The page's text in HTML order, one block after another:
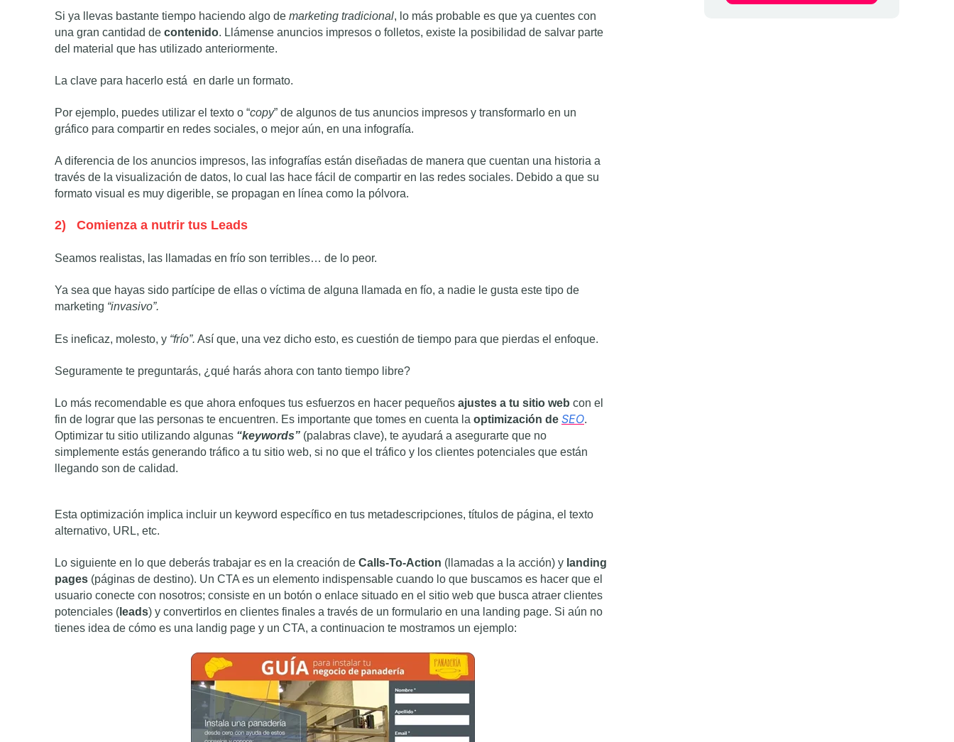
Si ya llevas bastante tiempo haciendo algo de marketing tradicional, lo más probable es que ya cuentes con
una gran cantidad de contenido. Llámense anuncios impresos o folletos, existe la posibilidad de salvar parte
del material que has utilizado anteriormente.
La clave para hacerlo está en darle un formato.
Por ejemplo, puedes utilizar el texto o “copy” de algunos de tus anuncios impresos y transformarlo en un
gráfico para compartir en redes sociales, o mejor aún, en una infografía.
A diferencia de los anuncios impresos, las infografías están diseñadas de manera que cuentan una historia a
través de la visualización de datos, lo cual las hace fácil de compartir en las redes sociales. Debido a que su
formato visual es muy digerible, se propagan en línea como la pólvora.
2) Comienza a nutrir tus Leads
Seamos realistas, las llamadas en frío son terribles… de lo peor.
Ya sea que hayas sido partícipe de ellas o víctima de alguna llamada en fío, a nadie le gusta este tipo de
marketing “invasivo”.
Es ineficaz, molesto, y “frío”. Así que, una vez dicho esto, es cuestión de tiempo para que pierdas el enfoque.
Seguramente te preguntarás, ¿qué harás ahora con tanto tiempo libre?
Lo más recomendable es que ahora enfoques tus esfuerzos en hacer pequeños ajustes a tu sitio web con el
fin de lograr que las personas te encuentren. Es importante que tomes en cuenta la optimización de SEO.
Optimizar tu sitio utilizando algunas “keywords” (palabras clave), te ayudará a asegurarte que no
simplemente estás generando tráfico a tu sitio web, si no que el tráfico y los clientes potenciales que están
llegando son de calidad.
Esta optimización implica incluir un keyword específico en tus metadescripciones, títulos de página, el texto
alternativo, URL, etc.
Lo siguiente en lo que deberás trabajar es en la creación de Calls-To-Action (llamadas a la acción) y landing
pages (páginas de destino). Un CTA es un elemento indispensable cuando lo que buscamos es hacer que el
usuario conecte con nosotros; consiste en un botón o enlace situado en el sitio web que busca atraer clientes
potenciales ( leads) y convertirlos en clientes finales a través de un formulario en una landing page. Si aún no
tienes idea de cómo es una landig page y un CTA, a continuacion te mostramos un ejemplo: